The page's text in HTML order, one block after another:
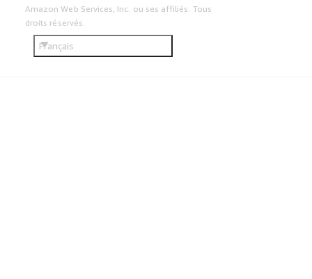
Amazon Web Services, Inc. ou ses affiliés. Tous
droits réservés.
Français